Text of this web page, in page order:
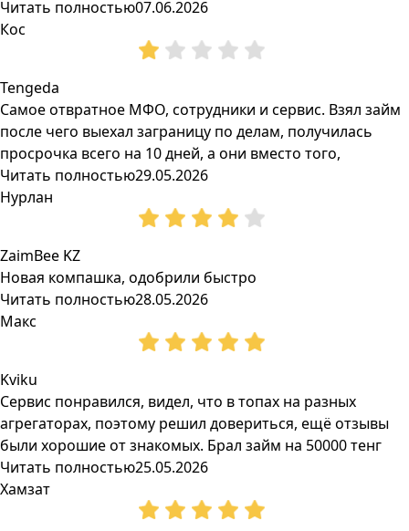
Читать полностью07.06.2026
Кос
Tengeda
Самое отвратное МФО, сотрудники и сервис. Взял займ
после чего выехал заграницу по делам, получилась
просрочка всего на 10 дней, а они вместо того,
Читать полностью29.05.2026
Нурлан
ZaimBee KZ
Новая компашка, одобрили быстро
Читать полностью28.05.2026
Макс
Kviku
Сервис понравился, видел, что в топах на разных
агрегаторах, поэтому решил довериться, ещё отзывы
были хорошие от знакомых. Брал займ на 50000 тенг
Читать полностью25.05.2026
Хамзат